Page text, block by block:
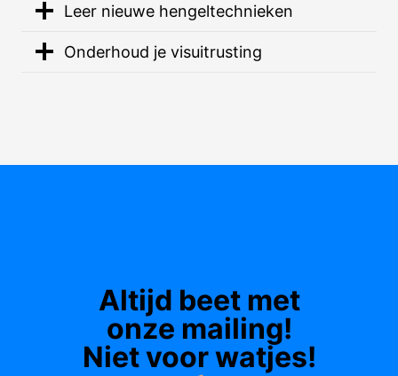
Leer nieuwe hengeltechnieken
Onderhoud je visuitrusting
Altijd beet met
onze mailing!
Niet voor watjes!